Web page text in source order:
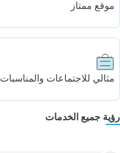
موقع ممتاز
مثالي للاجتماعات والمناسبات
رؤية جميع الخدمات